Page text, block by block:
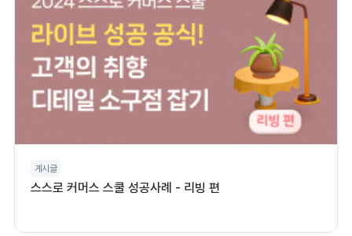
게시글
스스로 커머스 스쿨 성공사례 - 리빙 편